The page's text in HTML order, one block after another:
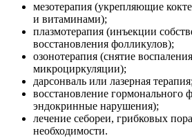
мезотерапия (укрепляющие
и витаминами);
плазмотерапия (инъекции
восстановления фолликулов);
озонотерапия (снятие
микроциркуляции);
дарсонваль или лазерная терапия;
восстановление гормонального
эндокринные нарушения);
лечение себореи, грибковых
необходимости.